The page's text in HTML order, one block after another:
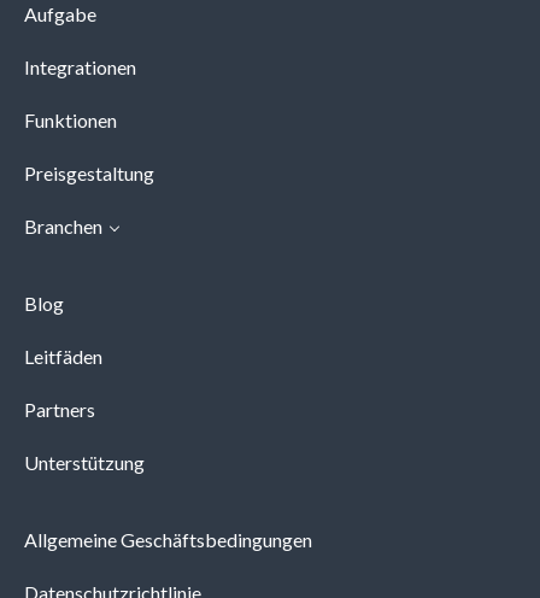
Aufgabe
Integrationen
Funktionen
Preisgestaltung
Branchen
Blog
Leitfäden
Partners
Unterstützung
Allgemeine Geschäftsbedingungen
Datenschutzrichtlinie